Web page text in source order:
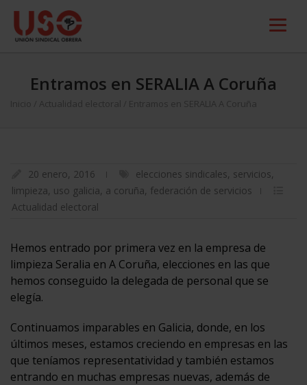
Entramos en SERALIA A Coruña
Inicio Actualidad electoral Entramos en SERALIA A Coruña
20 enero, 2016 elecciones sindicales, servicios,
limpieza, uso galicia, a coruña, federación de servicios
Actualidad electoral
Hemos entrado por primera vez en la empresa de
limpieza Seralia en A Coruña, elecciones en las que
hemos conseguido la delegada de personal que se
elegía.
Continuamos imparables en Galicia, donde, en los
últimos meses, estamos creciendo en empresas en las
que teníamos representatividad y también estamos
entrando en muchas empresas nuevas, además de